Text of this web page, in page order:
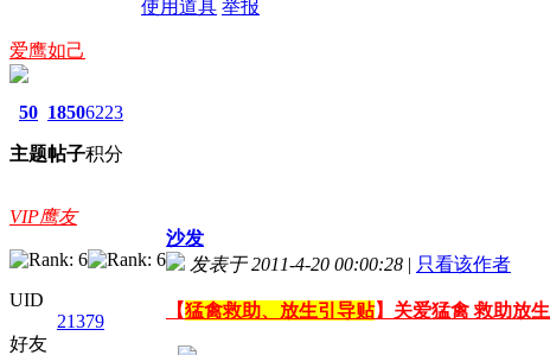
使用道具 举报
爱鹰如己
50
主题
1850
帖子
6223
积分
VIP鹰友
UID
21379
好友
沙发
发表于 2011-4-20 00:00:28 | 只看该作者
【猛禽救助、放生引导贴】关爱猛禽 救助放生